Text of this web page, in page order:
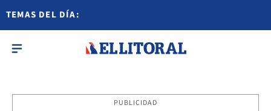
TEMAS DEL DÍA:
PUBLICIDAD